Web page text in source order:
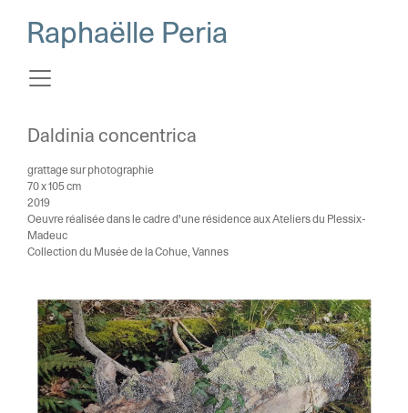
Raphaëlle Peria
Daldinia concentrica
grattage sur photographie
70 x 105 cm
2019
Oeuvre réalisée dans le cadre d'une résidence aux Ateliers du Plessix-
Madeuc
Collection du Musée de la Cohue, Vannes